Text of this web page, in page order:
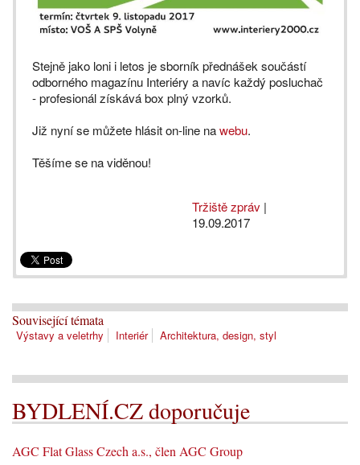
Stejně jako loni i letos je sborník přednášek součástí
odborného magazínu Interiéry a navíc každý posluchač
- profesionál získává box plný vzorků.
Již nyní se můžete hlásit on-line nawebu.
Těšíme se na viděnou!
Tržiště zpráv |
19.09.2017
Související témata
Výstavy a veletrhy Interiér Architektura, design, styl
BYDLENÍ.CZ doporučuje
AGC Flat Glass Czech a.s., člen AGC Group